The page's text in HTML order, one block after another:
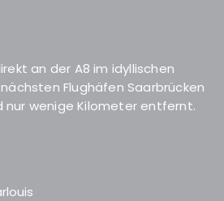
an der A8 im idyllischen
Flughäfen Saarbrücken
nur wenige Kilometer entfernt.